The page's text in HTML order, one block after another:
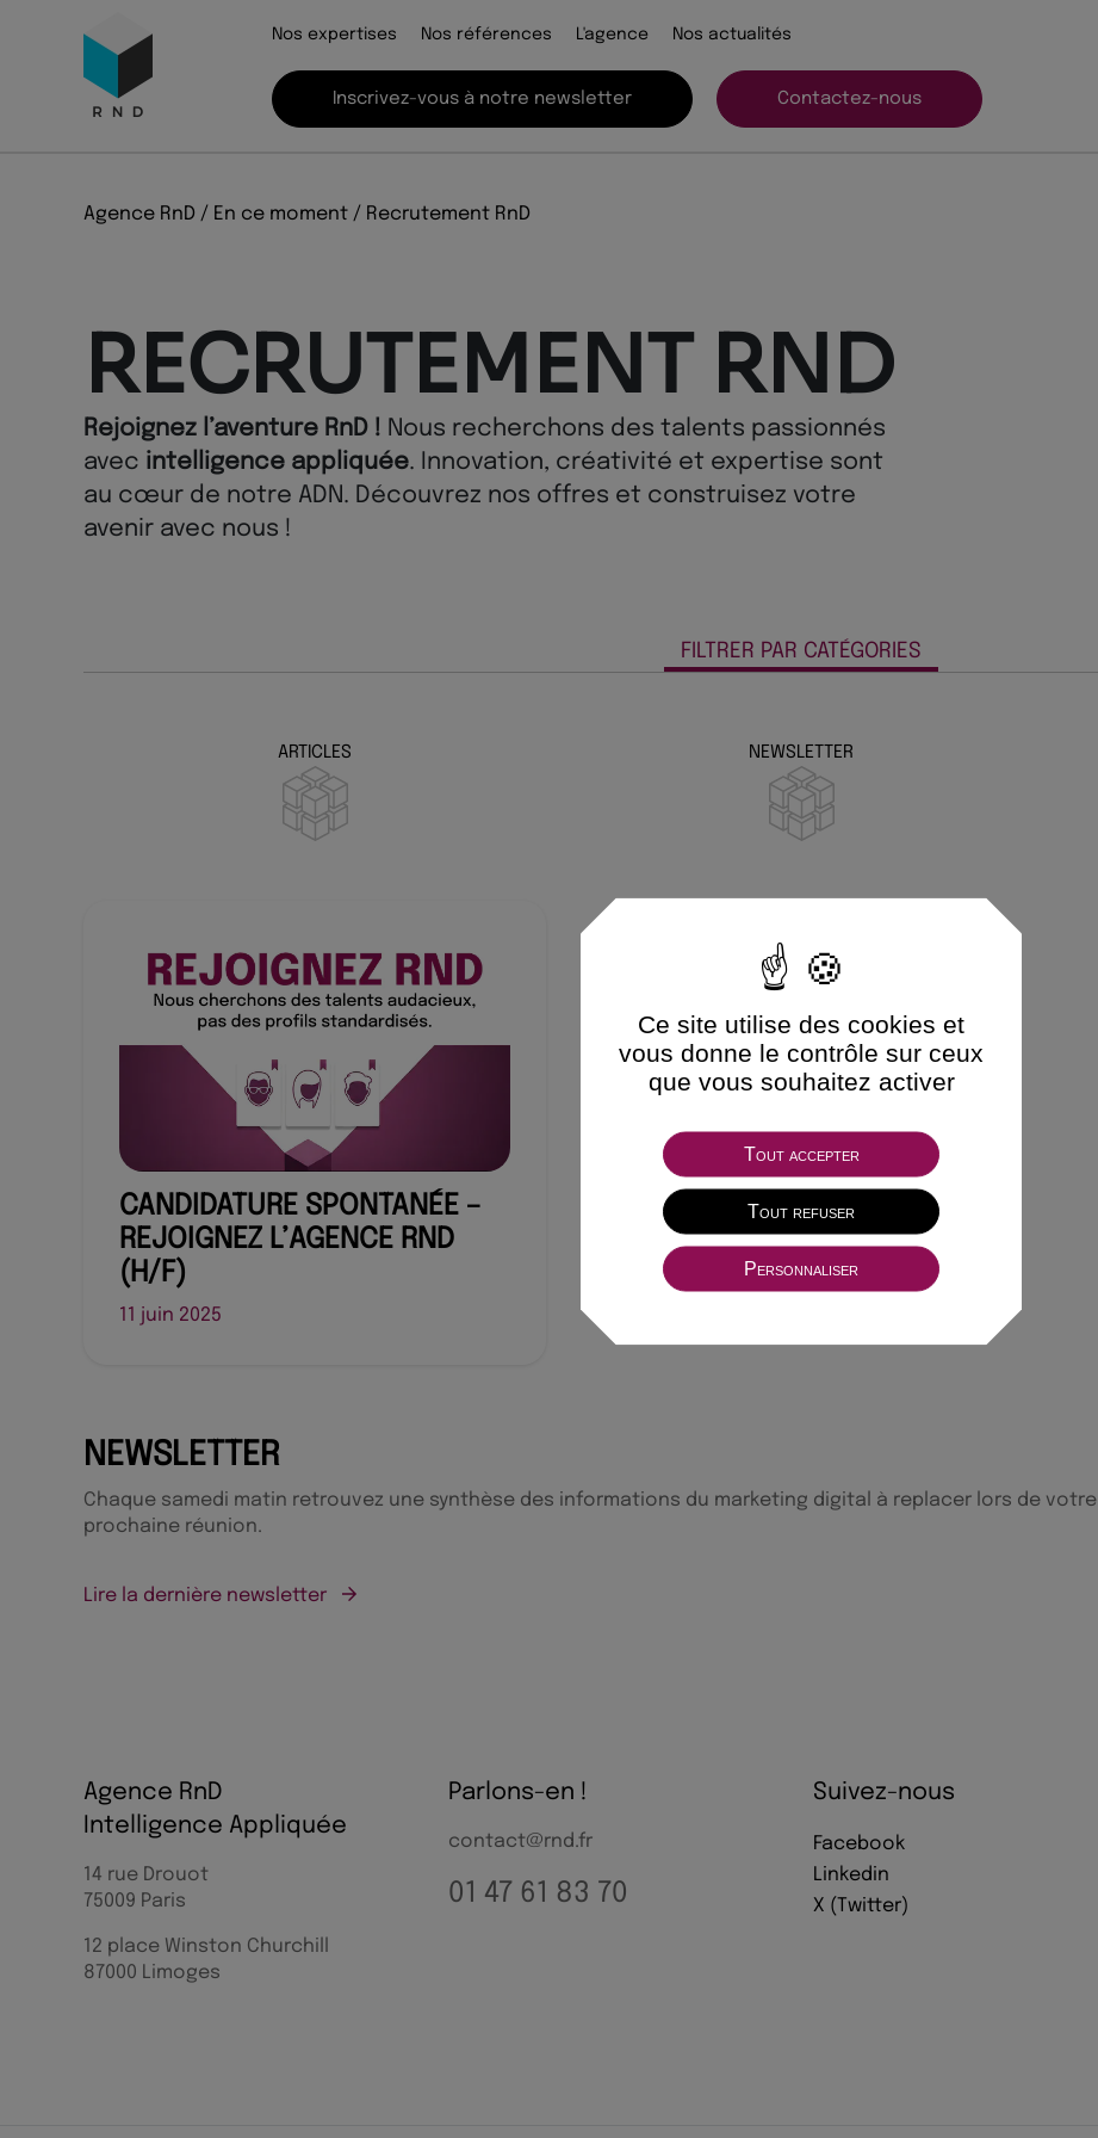
Recherche
Pied de page
Nos expertises Nos références L'agence Nos actualités
Inscrivez-vous à notre newsletter Contactez-nous
Agence RnD / En ce moment / Recrutement RnD
RECRUTEMENT RND
Rejoignez l’aventure RnD ! Nous recherchons des talents passionnés
avec intelligence appliquée. Innovation, créativité et expertise sont
au cœur de notre ADN. Découvrez nos offres et construisez votre
avenir avec nous !
FILTRER PAR CATÉGORIES
ARTICLES NEWSLETTER
CANDIDATURE SPONTANÉE –
REJOIGNEZ L’AGENCE RND
(H/F)
11 juin 2025
NEWSLETTER
Chaque samedi matin retrouvez une synthèse des informations du marketing digital à replacer lors de votre
prochaine réunion.
Lire la dernière newsletter
Agence RnD
Intelligence Appliquée
14 rue Drouot
75009 Paris
12 place Winston Churchill
87000 Limoges
Parlons-en !
contact@rnd.fr
01 47 61 83 70
Suivez-nous
Facebook
Linkedin
X (Twitter)
Ce site utilise des cookies et
vous donne le contrôle sur ceux
que vous souhaitez activer
Tout accepter
Tout refuser
Personnaliser